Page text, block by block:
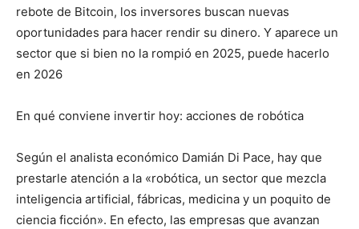
rebote de Bitcoin, los inversores buscan nuevas
oportunidades para hacer rendir su dinero. Y aparece un
sector que si bien no la rompió en 2025, puede hacerlo
en 2026
En qué conviene invertir hoy: acciones de robótica
Según el analista económico Damián Di Pace, hay que
prestarle atención a la «robótica, un sector que mezcla
inteligencia artificial, fábricas, medicina y un poquito de
ciencia ficción». En efecto, las empresas que avanzan